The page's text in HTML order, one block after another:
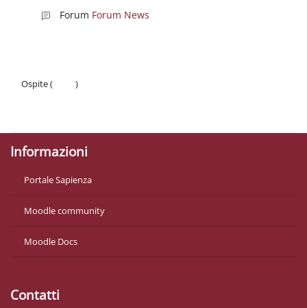
Forum Forum News
Ospite (
)
Informazioni
Portale Sapienza
Moodle community
Moodle Docs
Contatti